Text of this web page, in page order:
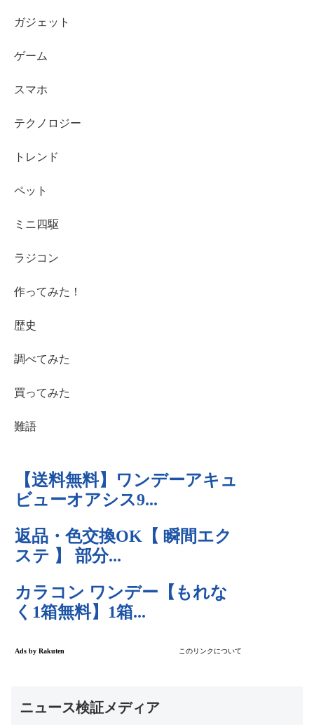
ガジェット
ゲーム
スマホ
テクノロジー
トレンド
ペット
ミニ四駆
ラジコン
作ってみた！
歴史
調べてみた
買ってみた
難語
ニュース検証メディア